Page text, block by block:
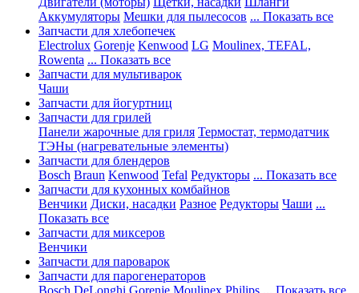
Аккумуляторы Мешки для пылесосов ... Показать все
Запчасти для хлебопечек
Electrolux Gorenje Kenwood LG Moulinex, TEFAL,
Rowenta ... Показать все
Запчасти для мультиварок
Чаши
Запчасти для йогуртниц
Запчасти для грилей
Панели жарочные для гриля Термостат, термодатчик
ТЭНы (нагревательные элементы)
Запчасти для блендеров
Bosch Braun Kenwood Tefal Редукторы ... Показать все
Запчасти для кухонных комбайнов
Венчики Диски, насадки Разное Редукторы Чаши ...
Показать все
Запчасти для миксеров
Венчики
Запчасти для пароварок
Запчасти для парогенераторов
Bosch DeLonghi Gorenje Moulinex Philips ... Показать все